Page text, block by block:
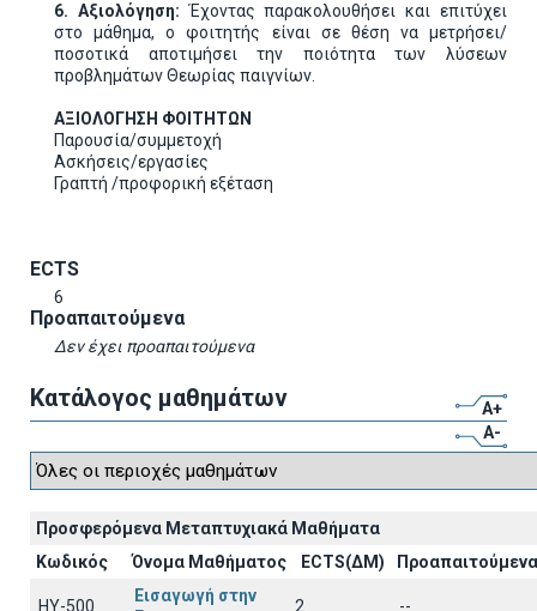
6. Αξιολόγηση:Έχοντας παρακολουθήσει και επιτύχει
στο μάθημα, ο φοιτητής είναι σε θέση να μετρήσει/
ποσοτικά αποτιμήσει την ποιότητα των λύσεων
προβλημάτων Θεωρίας παιγνίων.
ΑΞΙΟΛΟΓΗΣΗ ΦΟΙΤΗΤΩΝ
Παρουσία/συμμετοχή
Ασκήσεις/εργασίες
Γραπτή /προφορική εξέταση
ECTS
6
Προαπαιτούμενα
Δεν έχει προαπαιτούμενα
Κατάλογος μαθημάτων
A+
A-
Προσφερόμενα Μεταπτυχιακά Μαθήματα
Κωδικός
Όνομα Μαθήματος ECTS(ΔΜ) Προαπαιτούμενα
ΗΥ-500
Εισαγωγή στην
2 --